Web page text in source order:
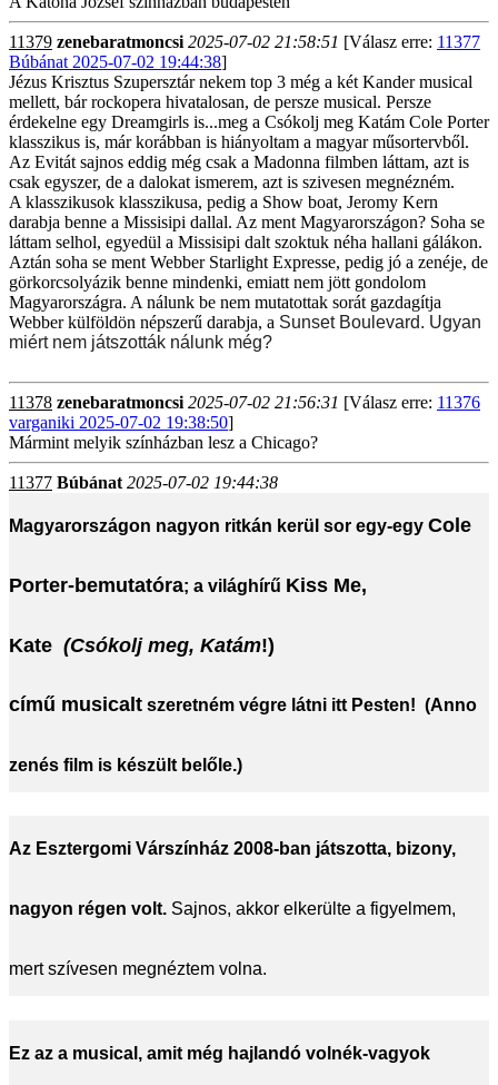
11379 zenebaratmoncsi 2025-07-02 21:58:51 [Válasz erre: 11377
Búbánat 2025-07-02 19:44:38]
Jézus Krisztus Szupersztár nekem top 3 még a két Kander musical
mellett, bár rockopera hivatalosan, de persze musical. Persze
érdekelne egy Dreamgirls is...meg a Csókolj meg Katám Cole Porter
klasszikus is, már korábban is hiányoltam a magyar műsortervből.
Az Evitát sajnos eddig még csak a Madonna filmben láttam, azt is
csak egyszer, de a dalokat ismerem, azt is szivesen megnézném.
A klasszikusok klasszikusa, pedig a Show boat, Jeromy Kern
darabja benne a Missisipi dallal. Az ment Magyarországon? Soha se
láttam selhol, egyedül a Missisipi dalt szoktuk néha hallani gálákon.
Aztán soha se ment Webber Starlight Expresse, pedig jó a zenéje, de
görkorcsolyázik benne mindenki, emiatt nem jött gondolom
Magyarországra. A nálunk be nem mutatottak sorát gazdagítja
Webber külföldön népszerű darabja, a Sunset Boulevard. Ugyan
miért nem játszották nálunk még?
11378 zenebaratmoncsi 2025-07-02 21:56:31 [Válasz erre: 11376
varganiki 2025-07-02 19:38:50]
Mármint melyik színházban lesz a Chicago?
11377 Búbánat 2025-07-02 19:44:38
Magyarországon nagyon ritkán kerül sor egy-egy Cole
Porter-bemutatóra; a világhírű Kiss Me,
Kate (Csókolj meg, Katám!)
című musicalt szeretném végre látni itt Pesten! (Anno
zenés film is készült belőle.)
Az Esztergomi Várszínház 2008-ban játszotta, bizony,
nagyon régen volt. Sajnos, akkor elkerülte a figyelmem,
mert szívesen megnéztem volna.
Ez az a musical, amit még hajlandó volnék-vagyok